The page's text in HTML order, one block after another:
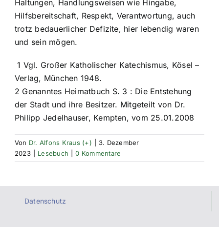
Haltungen, Handlungsweisen wie Hingabe,
Hilfsbereitschaft, Respekt, Verantwortung, auch
trotz bedauerlicher Defizite, hier lebendig waren
und sein mögen.
1 Vgl. Großer Katholischer Katechismus, Kösel –
Verlag, München 1948.
2 Genanntes Heimatbuch S. 3 : Die Entstehung
der Stadt und ihre Besitzer. Mitgeteilt von Dr.
Philipp Jedelhauser, Kempten, vom 25.01.2008
Von Dr. Alfons Kraus (+)
3. Dezember
2023
Lesebuch 0 Kommentare
Datenschutz